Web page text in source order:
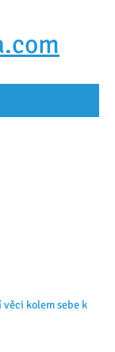
kolem sebe k